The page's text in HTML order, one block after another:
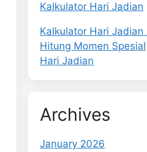
Kalkulator Hari Jadian
Kalkulator Hari Jadian
Hitung Momen Spesial
Hari Jadian
Archives
January 2026